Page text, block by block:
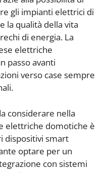
gli impianti elettrici di
la qualità della vita
di energia. La
elettriche
passo avanti
verso case sempre
considerare nella
elettriche domotiche è
dispositivi smart
optare per un
con sistemi